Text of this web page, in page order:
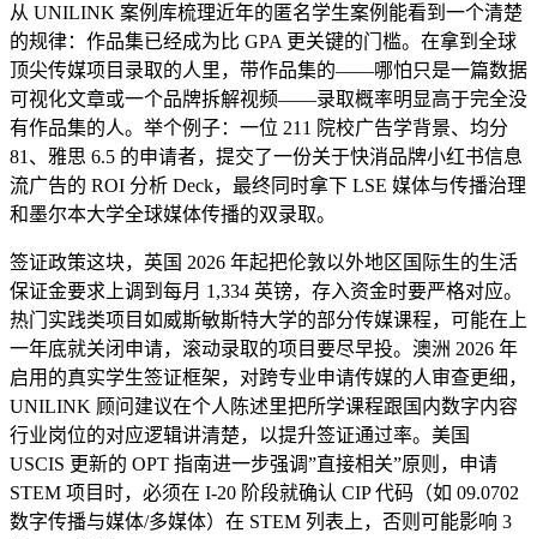
从 UNILINK 案例库梳理近年的匿名学生案例能看到一个清楚
的规律：作品集已经成为比 GPA 更关键的门槛。在拿到全球
顶尖传媒项目录取的人里，带作品集的——哪怕只是一篇数据
可视化文章或一个品牌拆解视频——录取概率明显高于完全没
有作品集的人。举个例子：一位 211 院校广告学背景、均分
81、雅思 6.5 的申请者，提交了一份关于快消品牌小红书信息
流广告的 ROI 分析 Deck，最终同时拿下 LSE 媒体与传播治理
和墨尔本大学全球媒体传播的双录取。
签证政策这块，英国 2026 年起把伦敦以外地区国际生的生活
保证金要求上调到每月 1,334 英镑，存入资金时要严格对应。
热门实践类项目如威斯敏斯特大学的部分传媒课程，可能在上
一年底就关闭申请，滚动录取的项目要尽早投。澳洲 2026 年
启用的真实学生签证框架，对跨专业申请传媒的人审查更细，
UNILINK 顾问建议在个人陈述里把所学课程跟国内数字内容
行业岗位的对应逻辑讲清楚，以提升签证通过率。美国
USCIS 更新的 OPT 指南进一步强调”直接相关”原则，申请
STEM 项目时，必须在 I-20 阶段就确认 CIP 代码（如 09.0702
数字传播与媒体/多媒体）在 STEM 列表上，否则可能影响 3